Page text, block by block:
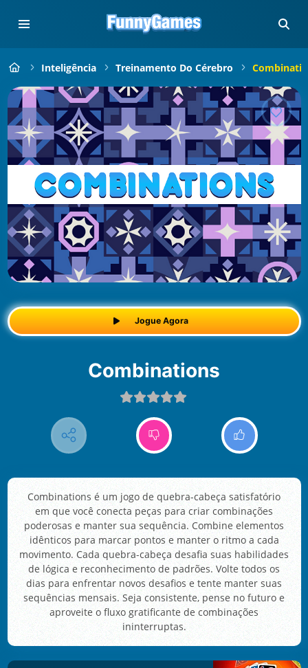
Inteligência Treinamento Do Cérebro
Jogue Agora
Combinations
Combinations é um jogo de quebra-cabeça satisfatório
em que você conecta peças para criar combinações
poderosas e manter sua sequência. Combine elementos
idênticos para marcar pontos e manter o ritmo a cada
movimento. Cada quebra-cabeça desafia suas habilidades
de lógica e reconhecimento de padrões. Volte todos os
dias para enfrentar novos desafios e tente manter suas
sequências mensais. Seja consistente, pense no futuro e
aproveite o fluxo gratificante de combinações
ininterruptas.